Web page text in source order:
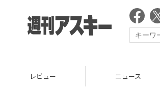
ニュース ガジェット